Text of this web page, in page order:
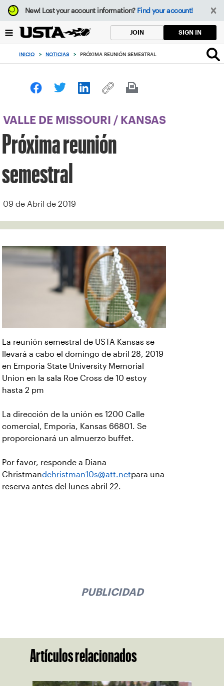
Enfoque
desde
botón
volver
principio
New!Lost your account information? Find your account!
JOIN SIGN IN
INICIO > NOTICIAS > PRÓXIMA REUNIÓN SEMESTRAL
VALLE DE MISSOURI / KANSAS
Próxima reunión
semestral
09 de Abril de 2019
La reunión semestral de USTA Kansas se
llevará a cabo el domingo de abril 28, 2019
en Emporia State University Memorial
Union en la sala Roe Cross de 10 estoy
hasta 2 pm
La dirección de la unión es 1200 Calle
comercial, Emporia, Kansas 66801. Se
proporcionará un almuerzo buffet.
Por favor, responde a Diana
Christmandchristman10s@att.netpara una
reserva antes del lunes abril 22.
PUBLICIDAD
Artículos relacionados